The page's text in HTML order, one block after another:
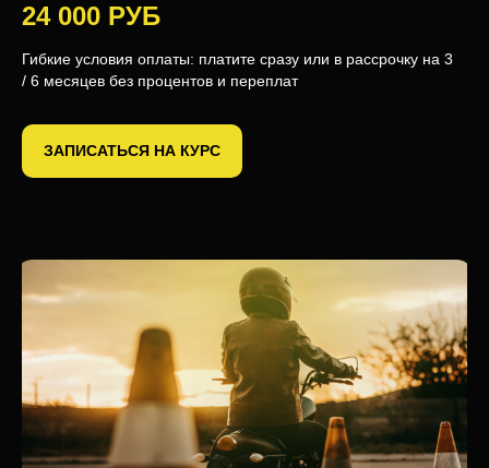
24 000 РУБ
Гибкие условия оплаты: платите сразу или в рассрочку на 3
/ 6 месяцев без процентов и переплат
ЗАПИСАТЬСЯ НА КУРС